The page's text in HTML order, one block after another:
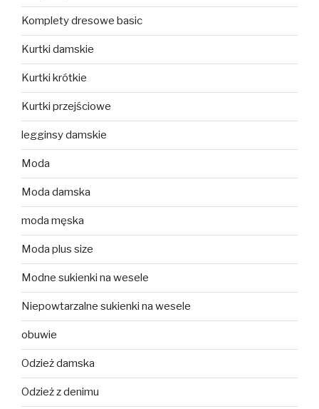
Komplety dresowe basic
Kurtki damskie
Kurtki krótkie
Kurtki przejściowe
legginsy damskie
Moda
Moda damska
moda męska
Moda plus size
Modne sukienki na wesele
Niepowtarzalne sukienki na wesele
obuwie
Odzież damska
Odzież z denimu